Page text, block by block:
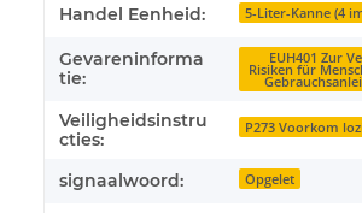
#productDetails.itemInformation#
#productDetails.itemValue#
Handel Eenheid: 5-Liter-Kanne (4
Gevareninforma
tie:
EUH401 Zur
Risiken für
Veiligheidsinstru
cties:
P273 Voorkom
signaalwoord: Opgelet